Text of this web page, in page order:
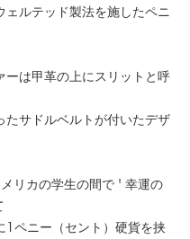
ェルテッド製法を施したペニ
ーは甲革の上にスリットと呼
たサドルベルトが付いたデザ
リカの学生の間で ' 幸運の
1ペニー（セント）硬貨を挟